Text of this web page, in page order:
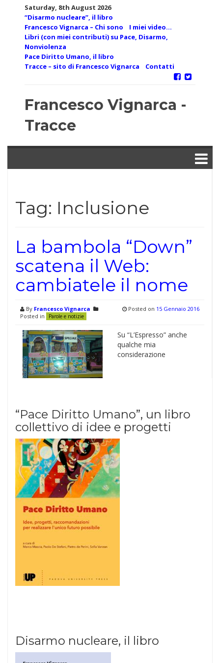
Saturday, 8th August 2026
“Disarmo nucleare”, il libro
Francesco Vignarca – Chi sono
I miei video…
Libri (con miei contributi) su Pace, Disarmo,
Nonviolenza
Pace Diritto Umano, il libro
Tracce – sito di Francesco Vignarca
Contatti
Francesco Vignarca -
Tracce
Tag: Inclusione
La bambola “Down”
scatena il Web:
cambiatele il nome
By Francesco Vignarca
Posted in
Parole e notizie
Posted on 15 Gennaio 2016
Su “L’Espresso” anche
qualche mia
considerazione
“Pace Diritto Umano”, un libro
collettivo di idee e progetti
Disarmo nucleare, il libro